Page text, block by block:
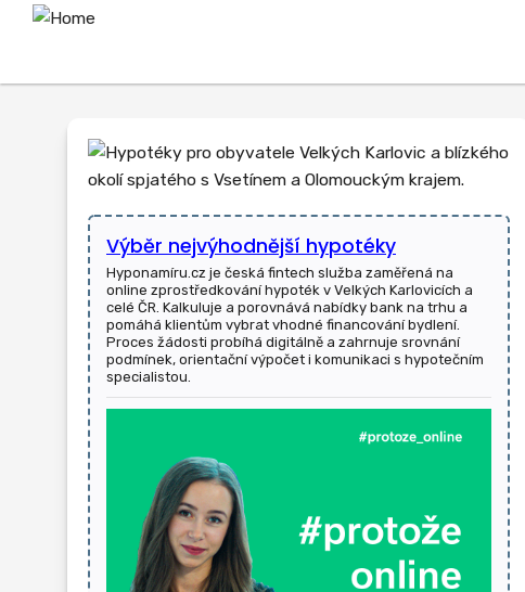
Výběr nejvýhodnější hypotéky
Hyponamíru.cz je česká fintech služba zaměřená na
online zprostředkování hypoték v Velkých Karlovicích a
celé ČR. Kalkuluje a porovnává nabídky bank na trhu a
pomáhá klientům vybrat vhodné financování bydlení.
Proces žádosti probíhá digitálně a zahrnuje srovnání
podmínek, orientační výpočet i komunikaci s hypotečním
specialistou.